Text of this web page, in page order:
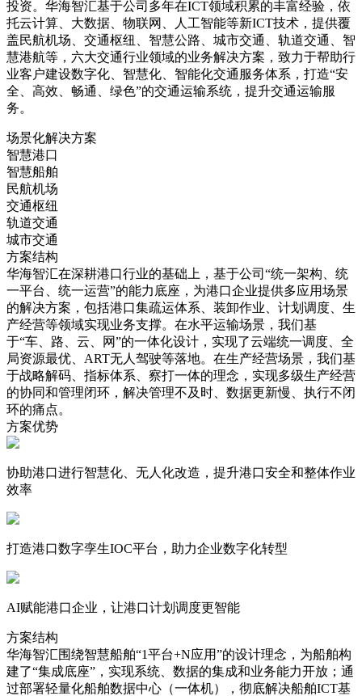
投资。华海智汇基于公司多年在ICT领域积累的丰富经验，依
托云计算、大数据、物联网、人工智能等新ICT技术，提供覆
盖民航机场、交通枢纽、智慧公路、城市交通、轨道交通、智
慧港航等，六大交通行业领域的业务解决方案，致力于帮助行
业客户建设数字化、智慧化、智能化交通服务体系，打造“安
全、高效、畅通、绿色”的交通运输系统，提升交通运输服
务。
场景化解决方案
智慧港口
智慧船舶
民航机场
交通枢纽
轨道交通
城市交通
方案结构
华海智汇在深耕港口行业的基础上，基于公司“统一架构、统
一平台、统一运营”的能力底座，为港口企业提供多应用场景
的解决方案，包括港口集疏运体系、装卸作业、计划调度、生
产经营等领域实现业务支撑。在水平运输场景，我们基
于“车、路、云、网”的一体化设计，实现了云端统一调度、全
局资源最优、ART无人驾驶等落地。在生产经营场景，我们基
于战略解码、指标体系、察打一体的理念，实现多级生产经营
的协同和管理闭环，解决管理不及时、数据更新慢、执行不闭
环的痛点。
方案优势
协助港口进行智慧化、无人化改造，提升港口安全和整体作业
效率
打造港口数字孪生IOC平台，助力企业数字化转型
AI赋能港口企业，让港口计划调度更智能
方案结构
华海智汇围绕智慧船舶“1平台+N应用”的设计理念，为船舶构
建了“集成底座”，实现系统、数据的集成和业务能力开放；通
过部署轻量化船舶数据中心（一体机），彻底解决船舶ICT基